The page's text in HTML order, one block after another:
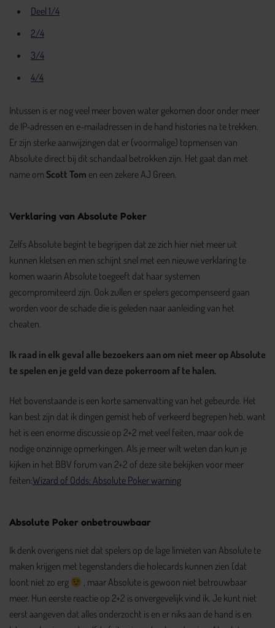
Deel 1/4
2/4
3/4
4/4
Intussen is er nog veel meer boven water gekomen door onder meer
de IP-adressen en e-mailadressen in de hand histories na te trekken.
Er zijn sterke aanwijzingen dat er (voormalige) topmensen van
Absolute direct bij dit schandaal betrokken zijn. Het gaat dan met
name omScott Tom en een zekere AJ Green.
Verklaring van Absolute Poker
Zelfs Absolute begint te begrijpen dat ze zich hier niet meer uit
kunnen kletsen en men schijnt snel met een nieuwe verklaring te
komen waarin Absolute toegeeft dat haar systemen
gecompromiteerd zijn. Ook zullen er spelers gecompenseerd gaan
worden voor de schade die is geleden naar aanleiding van het
cheaten.
Ik raad in elk geval alle bezoekers aan om niet meer op Absolute
te spelen en je geld van deze pokerroom af te halen.
Het bovenstaande is een korte samenvatting van het gebeurde. Het
kan best zijn dat ik dingen gemist heb of verkeerd begrepen heb, want
het is een enorme discussie op 2+2 met veel feiten, maar ook de
nodige onzinnige opmerkingen. Als je meer wilt weten dan kun je
kijken in het BBV forum van 2+2 of deze site bekijken voor meer
feiten:Wizard of Odds: Absolute Poker warning
Absolute Poker onbetrouwbaar
Ik denk overigens niet dat spelers op de lage limieten van Absolute te
maken krijgen met tegenstanders die holecards kunnen zien (dat
loont niet zo erg
, maar Absolute is gewoon niet betrouwbaar
meer. Hun eerste reactie op 2+2 is onvergevelijk vind ik. Je kunt niet
eerst aangeven dat alles onderzocht is en er niks aan de hand is en